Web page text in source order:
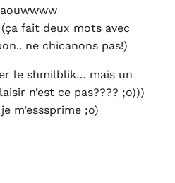
fait deux mots avec
ne chicanons pas!)
le shmilblik… mais un
n’est ce pas???? ;o)))
m’esssprime ;o)